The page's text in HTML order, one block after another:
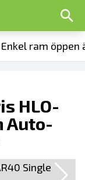
Enkel ram
HLO-
Auto-